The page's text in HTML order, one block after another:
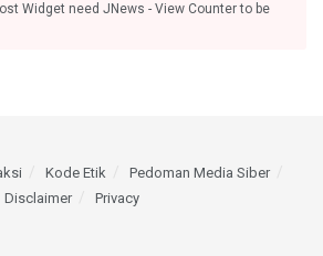
Widget need JNews - View Counter to be
Kode Etik
Pedoman Media Siber
Disclaimer
Privacy